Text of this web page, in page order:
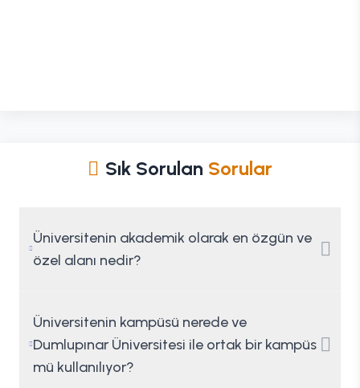
Sık Sorulan Sorular
Üniversitenin akademik olarak en özgün ve
özel alanı nedir?
Üniversitenin kampüsü nerede ve
Dumlupınar Üniversitesi ile ortak bir kampüs
mü kullanılıyor?